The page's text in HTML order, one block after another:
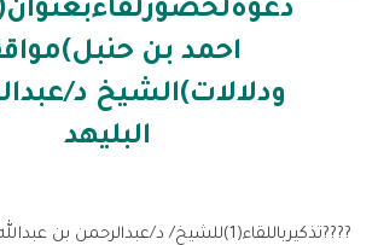
احمد بن
ودلالات)الشيخ د/
البليهد
????تذكيرباللقاء(1)للشيخ/ د/عبدالرحمن بن